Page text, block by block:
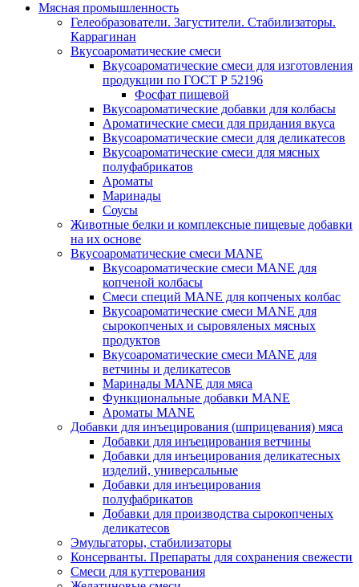
Мясная промышленность
Гелеобразователи. Загустители. Стабилизаторы.
Каррагинан
Вкусоароматические смеси
Вкусоароматические смеси для изготовления
продукции по ГОСТ Р 52196
Фосфат пищевой
Вкусоароматические добавки для колбасы
Ароматические смеси для придания вкуса
Вкусоароматические смеси для деликатесов
Вкусоароматические смеси для мясных
полуфабрикатов
Ароматы
Маринады
Соусы
Животные белки и комплексные пищевые добавки
на их основе
Вкусоароматические смеси MANE
Вкусоароматические смеси MANE для
копченой колбасы
Смеси специй MANE для копченых колбас
Вкусоароматические смеси MANE для
сырокопченых и сыровяленых мясных
продуктов
Вкусоароматические смеси MANE для
ветчины и деликатесов
Маринады MANE для мяса
Функциональные добавки MANE
Ароматы MANE
Добавки для инъецирования (шприцевания) мяса
Добавки для инъецирования ветчины
Добавки для инъецирования деликатесных
изделий, универсальные
Добавки для инъецирования
полуфабрикатов
Добавки для производства сырокопченых
деликатесов
Эмульгаторы, стабилизаторы
Консерванты. Препараты для сохранения свежести
Смеси для куттерования